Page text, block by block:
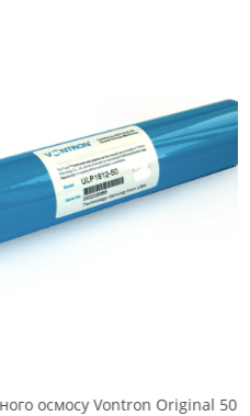
Vontron Original 50G